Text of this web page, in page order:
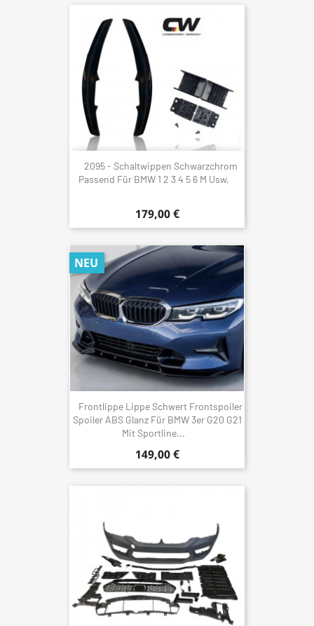
2095 - Schaltwippen Schwarzchrom
Passend Für BMW 1 2 3 4 5 6 M Usw.
179,00 €
Frontlippe Lippe Schwert Frontspoiler
Spoiler ABS Glanz Für BMW 3er G20 G21
Mit Sportline...
149,00 €
NEU